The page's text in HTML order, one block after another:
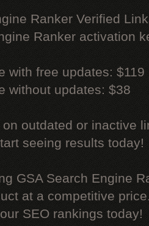
Ranker Verified
Ranker activation
with free updates: $119
without updates: $38
outdated or inactive
seeing results today!
GSA Search Engine
at a competitive
SEO rankings today!